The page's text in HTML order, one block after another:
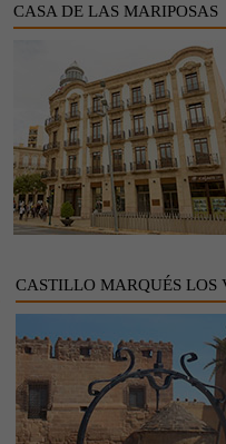
CASA DE LAS MARIPOSAS
CASTILLO MARQUÉS LOS